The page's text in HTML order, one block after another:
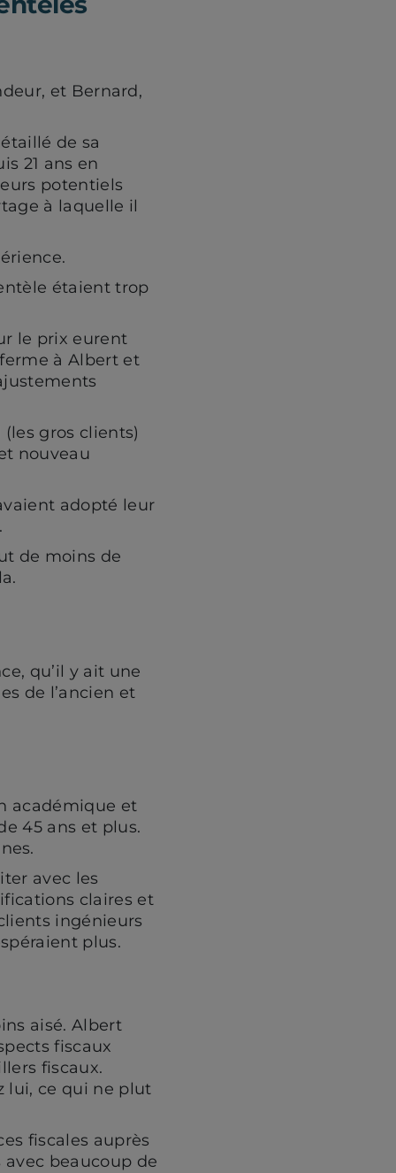
et Bernard,
de sa
21 ans en
potentiels
à laquelle il
étaient trop
le prix eurent
à Albert et
gros clients)
nouveau
adopté leur
de moins de
qu’il y ait une
de l’ancien et
académique et
45 ans et plus.
avec les
claires et
ingénieurs
plus.
aisé. Albert
fiscaux
fiscaux.
lui, ce qui ne plut
fiscales auprès
beaucoup de